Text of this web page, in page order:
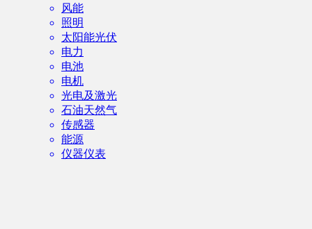
风能
照明
太阳能光伏
电力
电池
电机
光电及激光
石油天然气
传感器
能源
仪器仪表